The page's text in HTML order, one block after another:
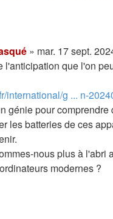
» mar. 17 sept.
l'anticipation que l'on
international/g ... n-
génie pour comprendre
les batteries de ces
nous plus à l'abri
modernes ?